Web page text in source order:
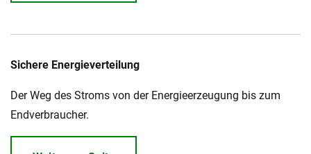
Sichere Energieverteilung
Der Weg des Stroms von der Energieerzeugung bis zum
Endverbraucher.